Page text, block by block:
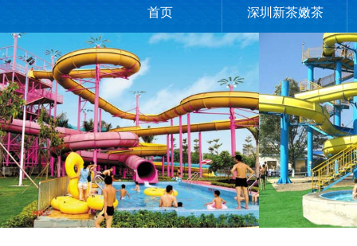
首页 深圳新茶嫩茶